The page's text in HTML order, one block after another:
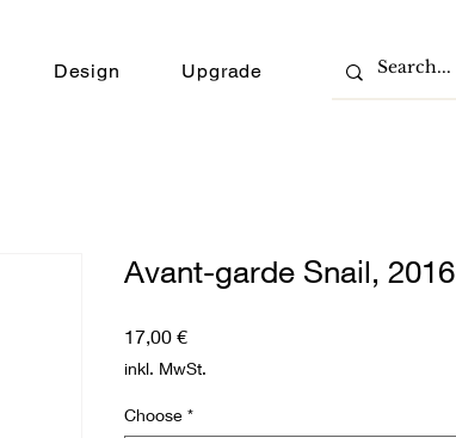
Design Upgrade
Avant-garde Snail, 2016
17,00 €Preis
inkl. MwSt.
Choose *